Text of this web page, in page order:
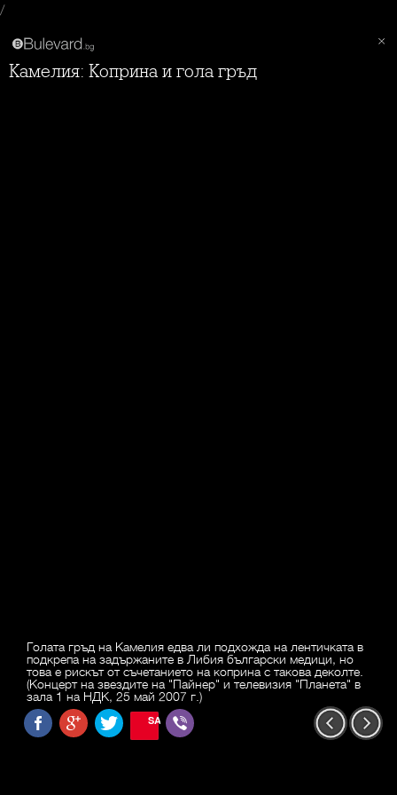
/
Камелия: Коприна и гола гръд
Голата гръд на Камелия едва ли подхожда на лентичката в
подкрепа на задържаните в Либия български медици, но
това е рискът от съчетанието на коприна с такова деколте.
(Концерт на звездите на "Пайнер" и телевизия "Планета" в
зала 1 на НДК, 25 май 2007 г.)
SAVE